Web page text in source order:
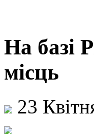
На базі
місць
23